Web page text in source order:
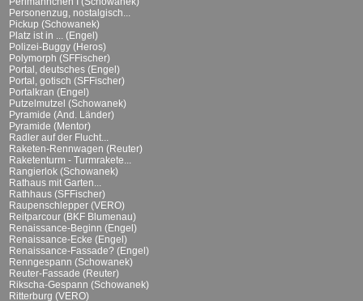
Personenzug, nostalgisch...
Pickup (Schowanek)
Platz ist in ... (Engel)
Polizei-Buggy (Heros)
Polymorph (SFFischer)
Portal, deutsches (Engel)
Portal, gotisch (SFFischer)
Portalkran (Engel)
Putzelmutzel (Schowanek)
Pyramide (And. Länder)
Pyramide (Mentor)
Radler auf der Flucht...
Raketen-Rennwagen (Reuter)
Raketenturm - Turmrakete...
Rangierlok (Schowanek)
Rathaus mit Garten...
Rathhaus (SFFischer)
Raupenschlepper (VERO)
Reitparcour (BKF Blumenau)
Renaissance-Beginn (Engel)
Renaissance-Ecke (Engel)
Renaissance-Fassade? (Engel)
Renngespann (Schowanek)
Reuter-Fassade (Reuter)
Rikscha-Gespann (Schowanek)
Ritterburg (VERO)